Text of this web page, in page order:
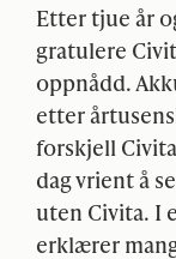
Etter tjue år
gratulere
oppnådd.
etter
forskjell
dag vrient å
uten Civita. I
erklærer